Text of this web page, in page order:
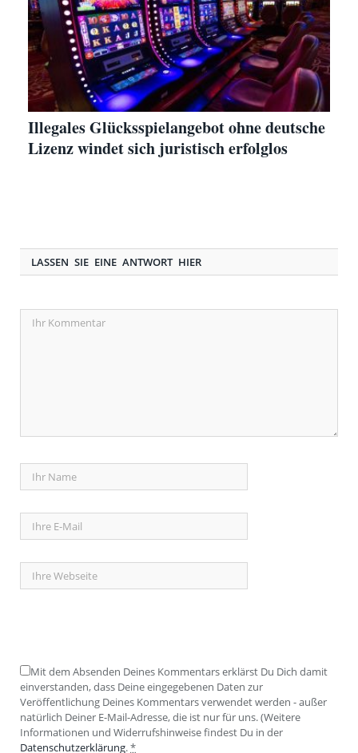
Illegales Glücksspielangebot ohne deutsche
Lizenz windet sich juristisch erfolglos
LASSEN SIE EINE ANTWORT HIER
Mit dem Absenden Deines Kommentars erklärst Du Dich damit
einverstanden, dass Deine eingegebenen Daten zur
Veröffentlichung Deines Kommentars verwendet werden - außer
natürlich Deiner E-Mail-Adresse, die ist nur für uns. (Weitere
Informationen und Widerrufshinweise findest Du in der
Datenschutzerklärung.*